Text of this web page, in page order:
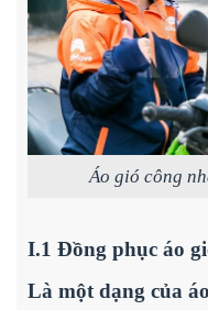
Áo gió công
I.1 Đồng phục áo
Là một dạng của